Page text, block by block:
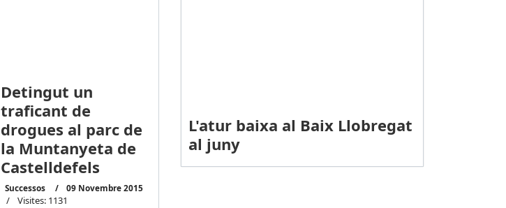
Detingut un
traficant de
drogues al parc de
la Muntanyeta de
Castelldefels
Successos 09 Novembre 2015
Visites: 1131
L'atur baixa al Baix Llobregat
al juny